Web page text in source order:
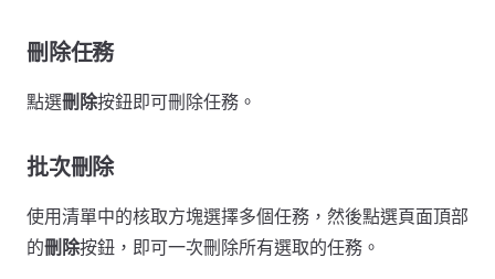
刪除任務
點選刪除按鈕即可刪除任務。
批次刪除
使用清單中的核取方塊選擇多個任務，然後點選頁面頂部
的刪除按鈕，即可一次刪除所有選取的任務。